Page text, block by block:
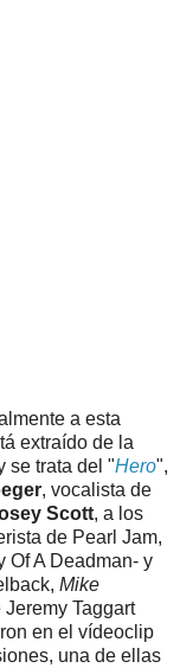
a esta
extraído de la
se trata del "Hero",
, vocalista de
Scott, a los
de Pearl Jam,
Of A Deadman- y
Mike
Taggart
en el vídeoclip
una de ellas